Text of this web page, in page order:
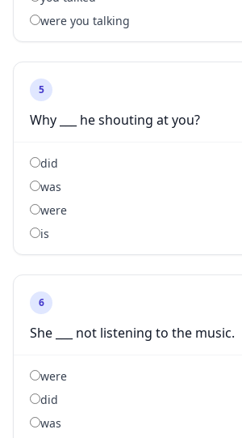
were you talking
5
Why ___ he shouting at you?
did
was
were
is
6
She ___ not listening to the music.
were
did
was